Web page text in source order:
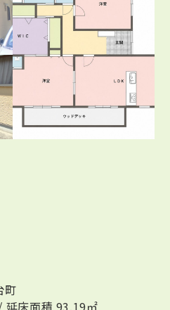
町
延床面積 93.19㎡